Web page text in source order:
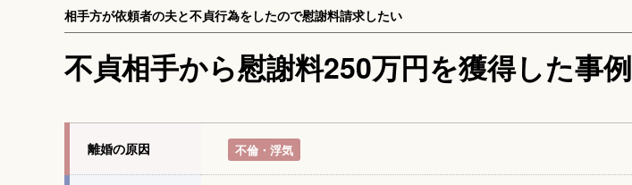
不貞相手から慰謝料250万円を獲得した事例
相手方が依頼者の夫と不貞行為をしたので慰謝料請求したい
離婚の原因 不倫・浮気